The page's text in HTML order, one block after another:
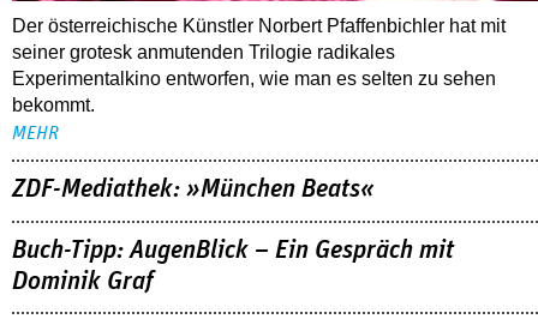
Der österreichische Künstler Norbert Pfaffenbichler hat mit
seiner grotesk anmutenden Trilogie radikales
Experimentalkino entworfen, wie man es selten zu sehen
bekommt.
MEHR
ZDF-Mediathek: »München Beats«
Buch-Tipp: AugenBlick – Ein Gespräch mit
Dominik Graf